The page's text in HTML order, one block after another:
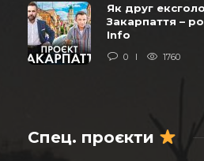
Як друг
Закарпаття –
Info
0 1760
Спец. проєкти